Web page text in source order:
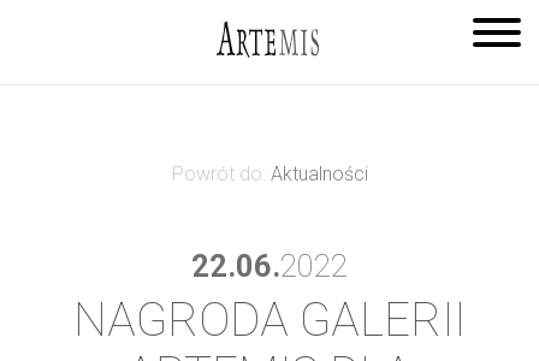
Powrót do: Aktualności
22.06.2022
NAGRODA GALERII